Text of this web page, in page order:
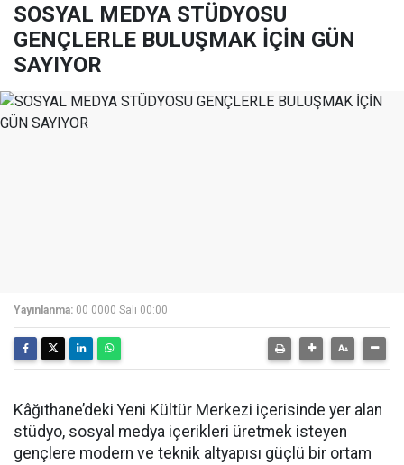
SOSYAL MEDYA STÜDYOSU
GENÇLERLE BULUŞMAK İÇİN GÜN
SAYIYOR
Yayınlanma: 00 0000 Salı 00:00
Kâğıthane’deki Yeni Kültür Merkezi içerisinde yer alan
stüdyo, sosyal medya içerikleri üretmek isteyen
gençlere modern ve teknik altyapısı güçlü bir ortam